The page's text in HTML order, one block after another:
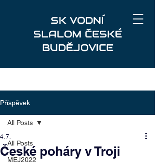
SK VODNÍ
SLALOM ČESKÉ
BUDĚJOVICE
Příspěvek
All Posts
MEJ2022
All Posts
České poháry v Troji
4. 7.